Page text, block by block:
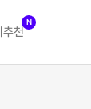
추천
N